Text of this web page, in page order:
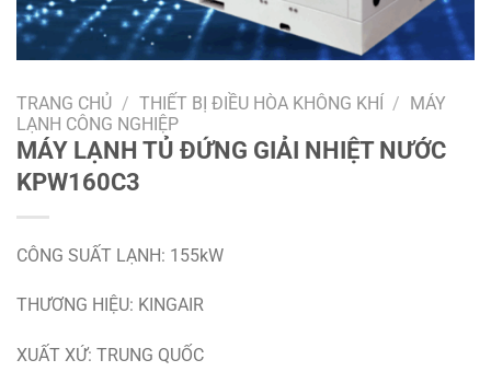
TRANG CHỦ / THIẾT BỊ ĐIỀU HÒA KHÔNG KHÍ / MÁY
LẠNH CÔNG NGHIỆP
MÁY LẠNH TỦ ĐỨNG GIẢI NHIỆT NƯỚC
KPW160C3
CÔNG SUẤT LẠNH: 155kW
THƯƠNG HIỆU: KINGAIR
XUẤT XỨ: TRUNG QUỐC